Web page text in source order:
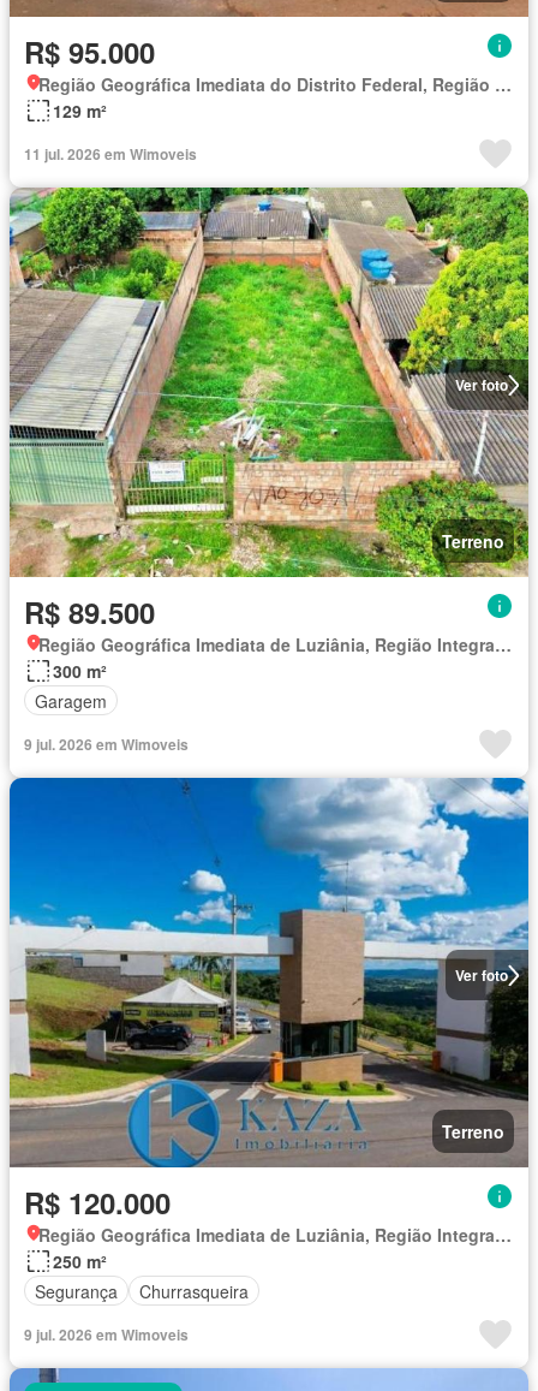
R$ 95.000
Região Geográfica Imediata do Distrito Federal, Região Integrada de Desenvolvimento do Distrito Federal e Entorno
129 m²
11 jul. 2026 em Wimoveis
Ver foto
Terreno
R$ 89.500
Região Geográfica Imediata de Luziânia, Região Integrada de Desenvolvimento do Distrito Federal e Entorno
300 m²
Garagem
9 jul. 2026 em Wimoveis
Ver foto
Terreno
R$ 120.000
Região Geográfica Imediata de Luziânia, Região Integrada de Desenvolvimento do Distrito Federal e Entorno
250 m²
Segurança
Churrasqueira
9 jul. 2026 em Wimoveis